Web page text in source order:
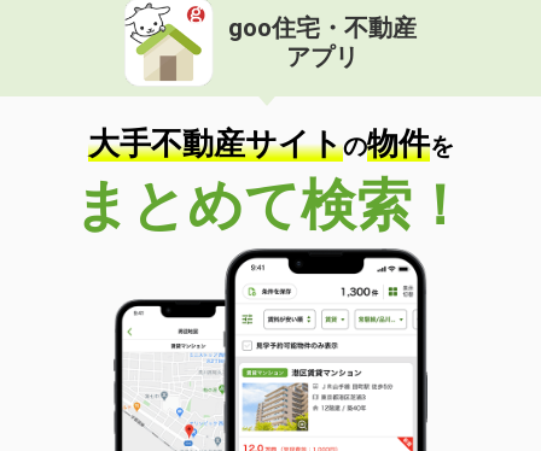
goo住宅・不動産
アプリ
大手不動産サイトの物件を
まとめて検索！